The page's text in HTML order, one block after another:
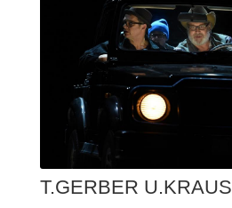
T.GERBER U.KRAUS